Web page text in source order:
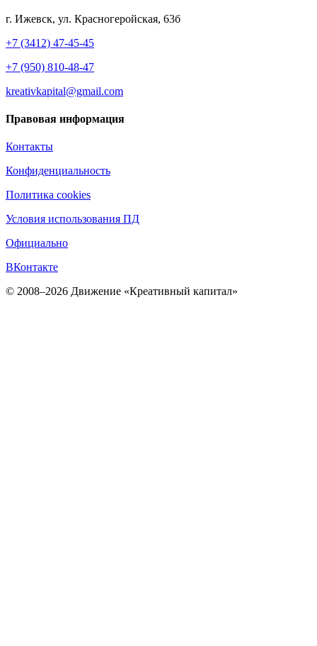
г. Ижевск, ул. Красногеройская, 63б
+7 (3412) 47-45-45
+7 (950) 810-48-47
kreativkapital@gmail.com
Правовая информация
Контакты
Конфиденциальность
Политика cookies
Условия использования ПД
Официально
ВКонтакте
© 2008–2026 Движение «Креативный капитал»